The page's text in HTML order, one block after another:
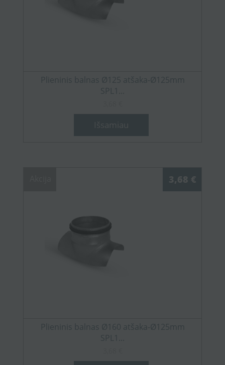
Plieninis balnas Ø125 atšaka-Ø125mm
SPL1...
Išsamiau
3,68 €
Plieninis balnas Ø160 atšaka-Ø125mm
SPL1...